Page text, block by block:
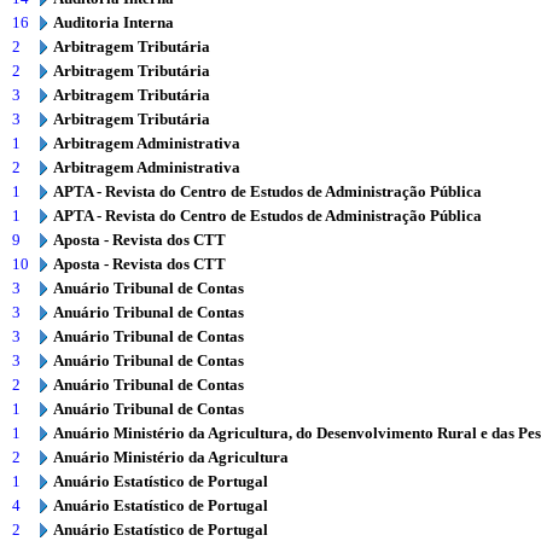
16
Auditoria Interna
2
Arbitragem Tributária
2
Arbitragem Tributária
3
Arbitragem Tributária
3
Arbitragem Tributária
1
Arbitragem Administrativa
2
Arbitragem Administrativa
1
APTA - Revista do Centro de Estudos de Administração Pública
1
APTA - Revista do Centro de Estudos de Administração Pública
9
Aposta - Revista dos CTT
10
Aposta - Revista dos CTT
3
Anuário Tribunal de Contas
3
Anuário Tribunal de Contas
3
Anuário Tribunal de Contas
3
Anuário Tribunal de Contas
2
Anuário Tribunal de Contas
1
Anuário Tribunal de Contas
1
Anuário Ministério da Agricultura, do Desenvolvimento Rural e das
2
Anuário Ministério da Agricultura
1
Anuário Estatístico de Portugal
4
Anuário Estatístico de Portugal
2
Anuário Estatístico de Portugal